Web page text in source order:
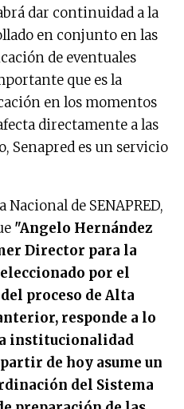
dar continuidad a la
en conjunto en las
de eventuales
que es la
en los momentos
directamente a las
Senapred es un servicio
de SENAPRED,
"Angelo Hernández
Director para la
por el
proceso de Alta
responde a lo
institucionalidad
de hoy asume un
del Sistema